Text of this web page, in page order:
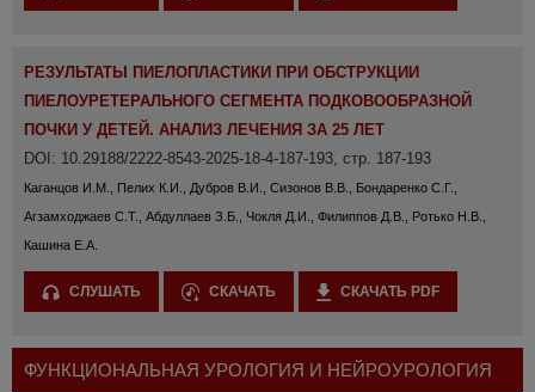
РЕЗУЛЬТАТЫ ПИЕЛОПЛАСТИКИ ПРИ ОБСТРУКЦИИ
ПИЕЛОУРЕТЕРАЛЬНОГО СЕГМЕНТА ПОДКОВООБРАЗНОЙ
ПОЧКИ У ДЕТЕЙ. АНАЛИЗ ЛЕЧЕНИЯ ЗА 25 ЛЕТ
DOI: 10.29188/2222-8543-2025-18-4-187-193, стр. 187-193
Каганцов И.М., Пелих К.И., Дубров В.И., Сизонов В.В., Бондаренко С.Г.,
Агзамходжаев С.Т., Абдуллаев З.Б., Чокля Д.И., Филиппов Д.В., Ротько Н.В.,
Кашина Е.А.
СЛУШАТЬ СКАЧАТЬ СКАЧАТЬ PDF
ФУНКЦИОНАЛЬНАЯ УРОЛОГИЯ И НЕЙРОУРОЛОГИЯ